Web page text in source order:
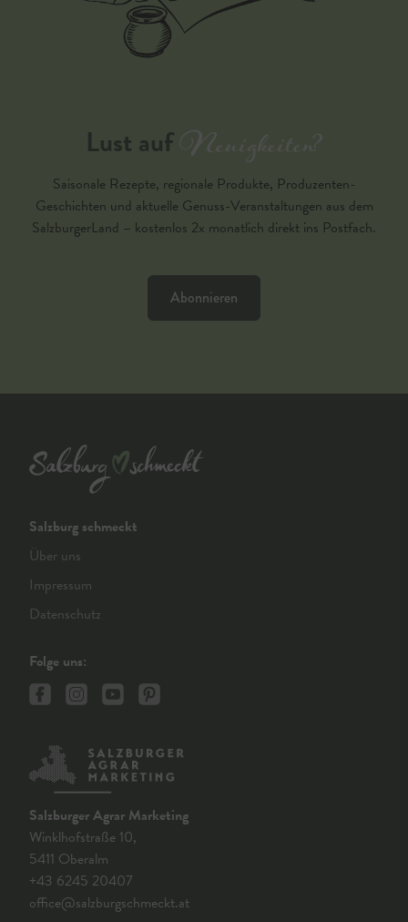
Lust aufNeuigkeiten?
Saisonale Rezepte, regionale Produkte, Produzenten-
Geschichten und aktuelle Genuss-Veranstaltungen aus dem
SalzburgerLand – kostenlos 2x monatlich direkt ins Postfach.
Abonnieren
Salzburg schmeckt
Über uns
Impressum
Datenschutz
Folge uns:
Salzburger Agrar Marketing
Winklhofstraße 10,
5411 Oberalm
+43 6245 20407
office@salzburgschmeckt.at